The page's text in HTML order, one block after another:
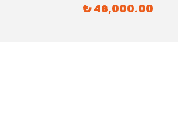
₺ 46,000.00